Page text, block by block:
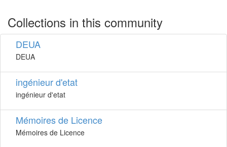
Collections in this community
DEUA
DEUA
ingénieur d'etat
ingénieur d'etat
Mémoires de Licence
Mémoires de Licence